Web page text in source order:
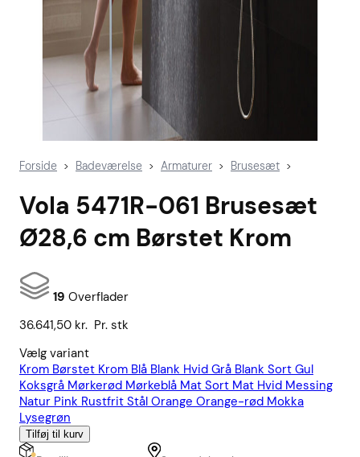
Forside > Badeværelse > Armaturer > Brusesæt >
Vola 5471R-061 Brusesæt
Ø28,6 cm Børstet Krom
19 Overflader
36.641,50 kr. Pr. stk
Vælg variant
Krom Børstet Krom Blå Blank Hvid Grå Blank Sort Gul
Koksgrå Mørkerød Mørkeblå Mat Sort Mat Hvid Messing
Natur Pink Rustfrit Stål Orange Orange-rød Mokka
Lysegrøn
Tilføj til kurv